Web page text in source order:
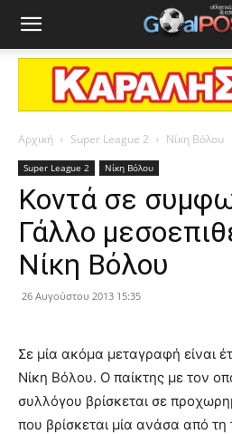
Αρχική Super League 2 Νίκη Βόλου
Super League 2 Νίκη Βόλου
Κοντά σε
Γάλλο
Νίκη Βόλου
26 Αυγούστου 2013 15:35
Σε μία ακόμα μεταγραφή είναι
Νίκη Βόλου. Ο παίκτης με τον
συλλόγου βρίσκεται σε
που βρίσκεται μία ανάσα από τη